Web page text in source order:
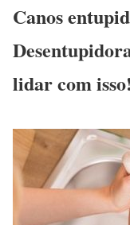
Canos
lidar com isso!